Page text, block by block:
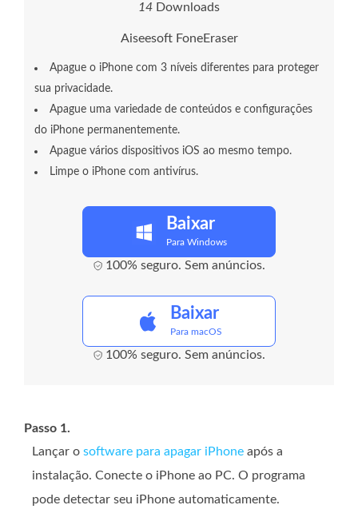
14 Downloads
Aiseesoft FoneEraser
Apague o iPhone com 3 níveis diferentes para proteger
sua privacidade.
Apague uma variedade de conteúdos e configurações
do iPhone permanentemente.
Apague vários dispositivos iOS ao mesmo tempo.
Limpe o iPhone com antivírus.
Baixar
Para Windows
100% seguro. Sem anúncios.
Baixar
Para macOS
100% seguro. Sem anúncios.
Passo 1.
Lançar o software para apagar iPhone após a
instalação. Conecte o iPhone ao PC. O programa
pode detectar seu iPhone automaticamente.